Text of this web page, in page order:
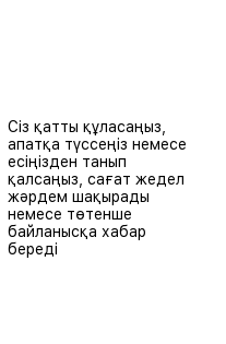
Сіз қатты құласаңыз,
апатқа түссеңіз немесе
есіңізден танып
қалсаңыз, сағат жедел
жәрдем шақырады
немесе төтенше
байланысқа хабар
береді